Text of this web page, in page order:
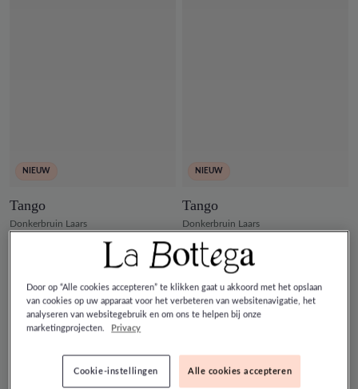
NIEUW
Tango
Donkerbruin Laars
NIEUW
Tango
Donkerbruin Laars
€ 179,00
Door op “Alle cookies accepteren” te klikken gaat u akkoord met het opslaan
van cookies op uw apparaat voor het verbeteren van websitenavigatie, het
analyseren van websitegebruik en om ons te helpen bij onze
marketingprojecten.
Privacy
Alle cookies accepteren
Cookie-instellingen